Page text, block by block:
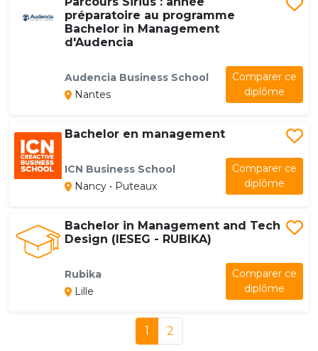
préparatoire au programme
Bachelor in Management
d'Audencia
Audencia Business School
Nantes
Comparer ce
diplôme
Bachelor en management
ICN Business School
Nancy • Puteaux
Comparer ce
diplôme
Bachelor in Management and Tech
Design (IESEG - RUBIKA)
Rubika
Lille
Comparer ce
diplôme
1 2